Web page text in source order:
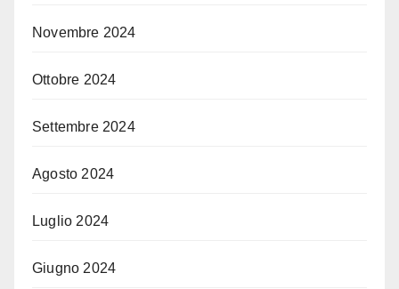
Novembre 2024
Ottobre 2024
Settembre 2024
Agosto 2024
Luglio 2024
Giugno 2024